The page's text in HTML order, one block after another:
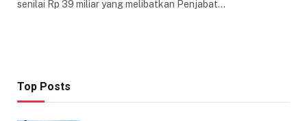
senilai Rp 39 miliar yang melibatkan Penjabat…
Top Posts